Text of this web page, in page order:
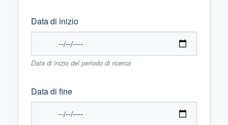
Data di inizio
Data di inizio del periodo di ricerca
Data di fine